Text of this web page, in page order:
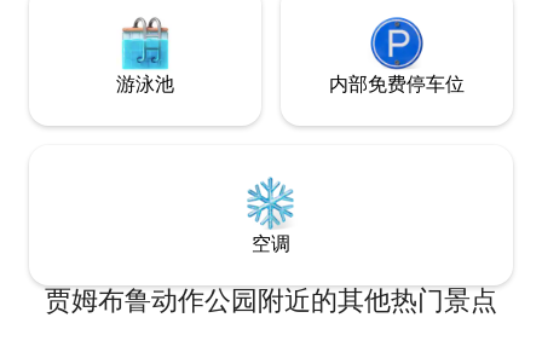
游泳池 内部免费停车位
空调
贾姆布鲁动作公园附近的其他热门景点